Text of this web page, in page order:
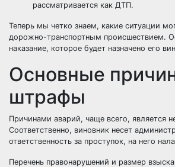
рассматривается как ДТП.
Теперь мы четко знаем, какие ситуации
дорожно-транспортным происшествием.
наказание, которое будет назначено его
Основные
штрафы
Причинами аварий, чаще всего, является
Соответственно, виновник несет
ответственность за проступок, на него
Перечень правонарушений и размер